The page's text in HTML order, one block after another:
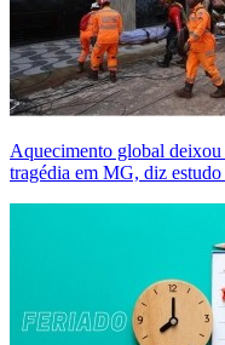
Aquecimento global
tragédia em MG, diz